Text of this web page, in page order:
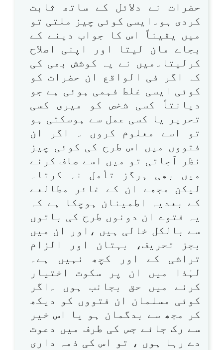
حضرات نے دلائل کے ساتھ ثابت
کردی ہو۔ایسی کوئی چیز ملتی تو
میں یقیناً اس کا جواب دینے کے
بجاے مان لیتا اور اپنی اصلاح
کرلیتا۔میں نے یہ کوشش بھی کی
کہ اگر فی الواقع ان حضرات کو
کوئی ایسی غلط فہمی ہوئی ہے جو
دیانتاً کسی شخص کو میری کسی
تحریر یا کسی عمل سے ہوسکتی ہو
تو اسے معلوم کروں ۔ اگر ان
فتووں میں اس طرح کی کوئی چیز
نظر آجاتی تو میں اسے صاف کرنے
میں بھی ہرگز تأمل نہ کرتا۔
لیکن مجھے ان کے غائر مطالعے
کے بعدیہ اطمینان ہوچکا ہے کہ
یہ فتوے ان دونوں طرح کی باتوں
سے بالکل خالی ہیں ،اور ان میں
بجز تحریف، بہتان اور الزام
تراشی کے اور کچھ نہیں ہے۔
لہٰذا میں ان پر سکوت اختیار
کرنے میں حق بجانب ہوں ۔اگر
کوئی مسلمان ان فتووں کو دیکھ
کر مجھ سے بدگمان ہو یا اس خیر
سے رک جائے جس کی طرف میں دعوت
دے رہا ہوں ، تو اس کی ذمہ داری